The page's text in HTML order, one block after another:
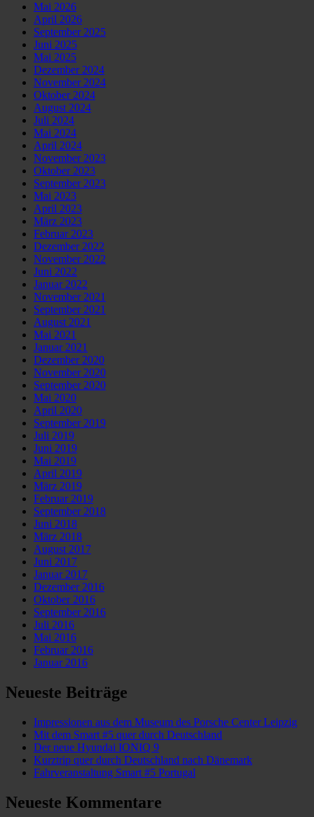
Mai 2026
April 2026
September 2025
Juni 2025
Mai 2025
Dezember 2024
November 2024
Oktober 2024
August 2024
Juli 2024
Mai 2024
April 2024
November 2023
Oktober 2023
September 2023
Mai 2023
April 2023
März 2023
Februar 2023
Dezember 2022
November 2022
Juni 2022
Januar 2022
November 2021
September 2021
August 2021
Mai 2021
Januar 2021
Dezember 2020
November 2020
September 2020
Mai 2020
April 2020
September 2019
Juli 2019
Juni 2019
Mai 2019
April 2019
März 2019
Februar 2019
September 2018
Juni 2018
März 2018
August 2017
Juni 2017
Januar 2017
Dezember 2016
Oktober 2016
September 2016
Juli 2016
Mai 2016
Februar 2016
Januar 2016
Neueste Beiträge
Impressionen aus dem Museum des Porsche Center Leipzig
Mit dem Smart #5 quer durch Deutschland
Der neue Hyundai IONIQ 9
Kurztrip quer durch Deutschland nach Dänemark
Fahrveranstaltung Smart #5 Portugal
Neueste Kommentare